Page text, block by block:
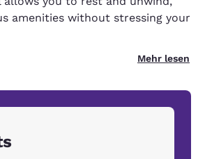
amenities without stressing your
Mehr lesen